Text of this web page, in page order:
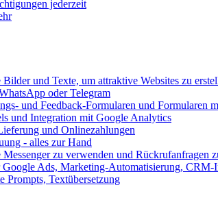
jederzeit
und Texte, um attraktive Websites zu
oder Telegram
und Feedback-Formularen und Formularen
und Integration mit Google Analytics
und Onlinezahlungen
- alles zur Hand
zu verwenden und Rückrufanfragen
Ads, Marketing-Automatisierung, CRM-
Prompts, Textübersetzung